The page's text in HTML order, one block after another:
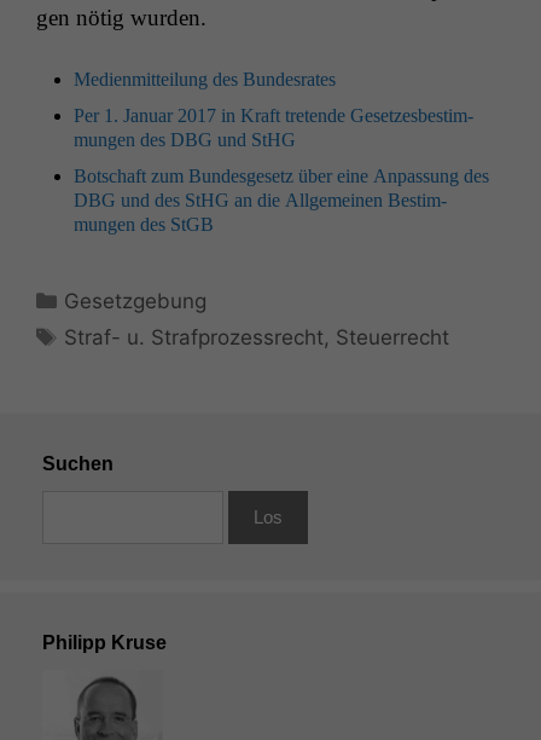
gen nötig wurden.
Medi­en­mit­teilung des Bundesrates
Per 1. Jan­u­ar 2017 in Kraft tre­tende Geset­zes­bes­tim­
mungen des DBG und StHG
Botschaft zum Bun­des­ge­setz über eine Anpas­sung des
DBG und des StHG an die All­ge­meinen Bes­tim­
mungen des StGB
Kategorien
Gesetzgebung
Schlagwörter
Straf- u. Strafprozessrecht, Steuerrecht
Suchen
Philipp Kruse